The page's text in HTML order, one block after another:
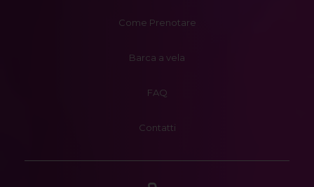
Come Prenotare
Barca a vela
FAQ
Contatti